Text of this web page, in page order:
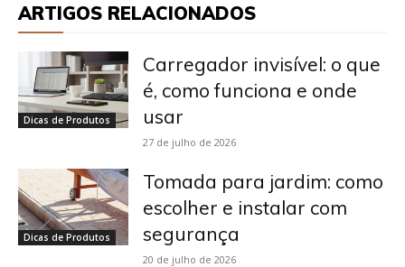
ARTIGOS RELACIONADOS
Dicas de Produtos
Carregador invisível: o que
é, como funciona e onde
usar
27 de julho de 2026
Dicas de Produtos
Tomada para jardim: como
escolher e instalar com
segurança
20 de julho de 2026